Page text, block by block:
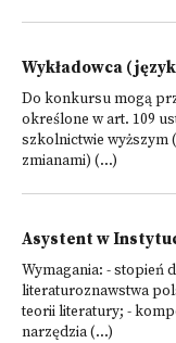
Wykładowca
Do konkursu mogą
określone w art. 109
szkolnictwie wyższym
zmianami) (...)
Asystent w
Wymagania: - stopień
literaturoznawstwa
teorii literatury; -
narzędzia (...)